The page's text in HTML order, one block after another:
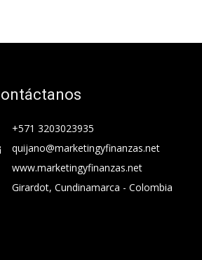
+571 3203023935
quijano@marketingyfinanzas.net
www.marketingyfinanzas.net
Girardot, Cundinamarca - Colombia